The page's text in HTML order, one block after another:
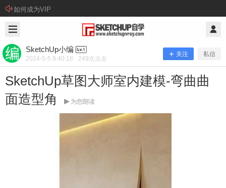
如何成为VIP
SketchUp小编
2024-5-5 8:40:18 249次点击
关注 私信
SketchUp草图大师室内建模-弯曲曲
面造型角
为您朗读
SketchUp小编 @ SketchUp自学
SketchUp草图大师室内建模-弯曲曲面